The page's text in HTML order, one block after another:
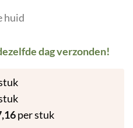
huid
dag verzonden!
per stuk